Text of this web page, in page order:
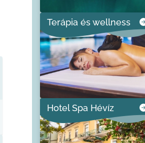
Terápia és wellness
Hotel Spa Hévíz